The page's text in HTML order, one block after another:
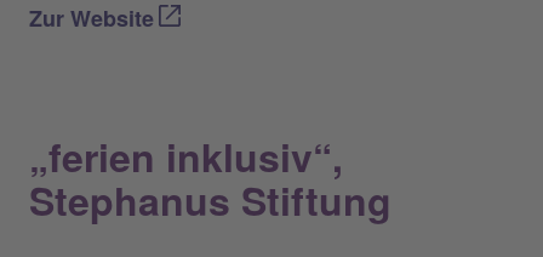
Zur Website
„ferien inklusiv“,
Stephanus Stiftung